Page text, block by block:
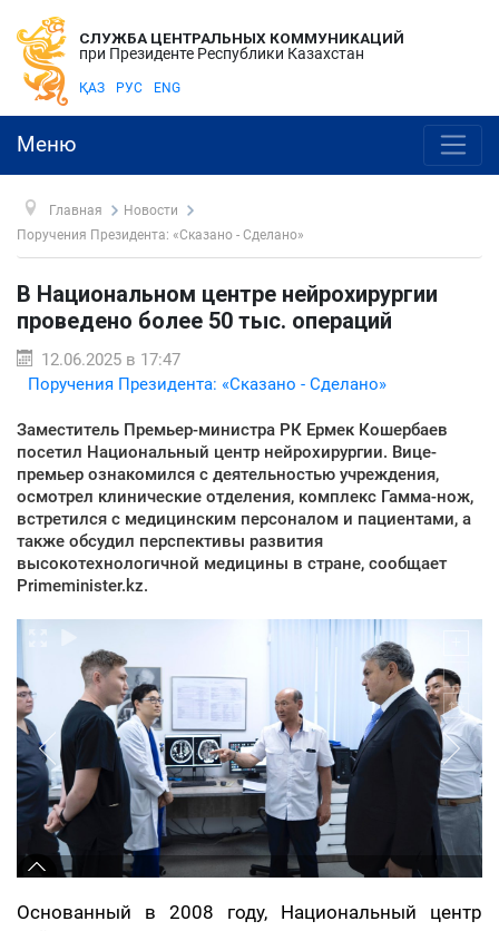
СЛУЖБА ЦЕНТРАЛЬНЫХ КОММУНИКАЦИЙ
при Президенте Республики Казахстан
ҚАЗ РУС ENG
Меню
Главная
Новости
Поручения Президента: «Сказано - Сделано»
В Национальном центре нейрохирургии
проведено более 50 тыс. операций
12.06.2025 в 17:47
Поручения Президента: «Сказано - Сделано»
Заместитель Премьер-министра РК Ермек Кошербаев
посетил Национальный центр нейрохирургии. Вице-
премьер ознакомился с деятельностью учреждения,
осмотрел клинические отделения, комплекс Гамма-нож,
встретился с медицинским персоналом и пациентами, а
также обсудил перспективы развития
высокотехнологичной медицины в стране, сообщает
Primeminister.kz.
Основанный в 2008 году, Национальный центр